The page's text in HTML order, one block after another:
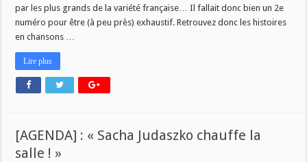
par les plus grands de la variété française… Il fallait donc bien un 2e
numéro pour être (à peu près) exhaustif. Retrouvez donc les histoires
en chansons …
Lire plus
[AGENDA] : « Sacha Judaszko chauffe la
salle ! »